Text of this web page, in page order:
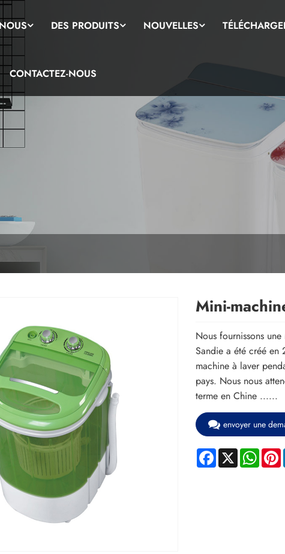
DES PRODUITS NOUVELLES
CONTACTEZ-NOUS
Mini-
Nous fournissons
Sandie a été créé en
machine à laver
pays. Nous nous
terme en Chine ......
envoyer une
Facebook
X